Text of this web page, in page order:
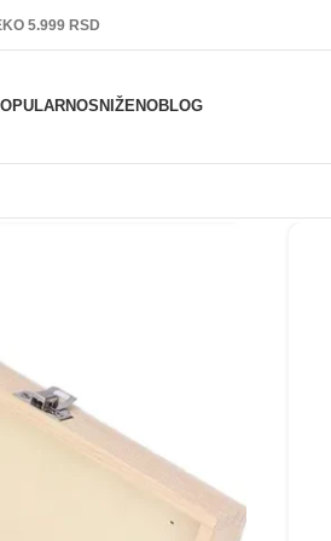
5.999 RSD
SNIŽENOBLOG